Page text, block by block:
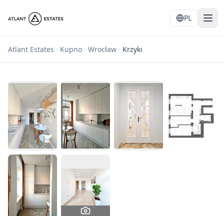
PL
Atlant Estates Kupno Wrocław Krzyki
1/18